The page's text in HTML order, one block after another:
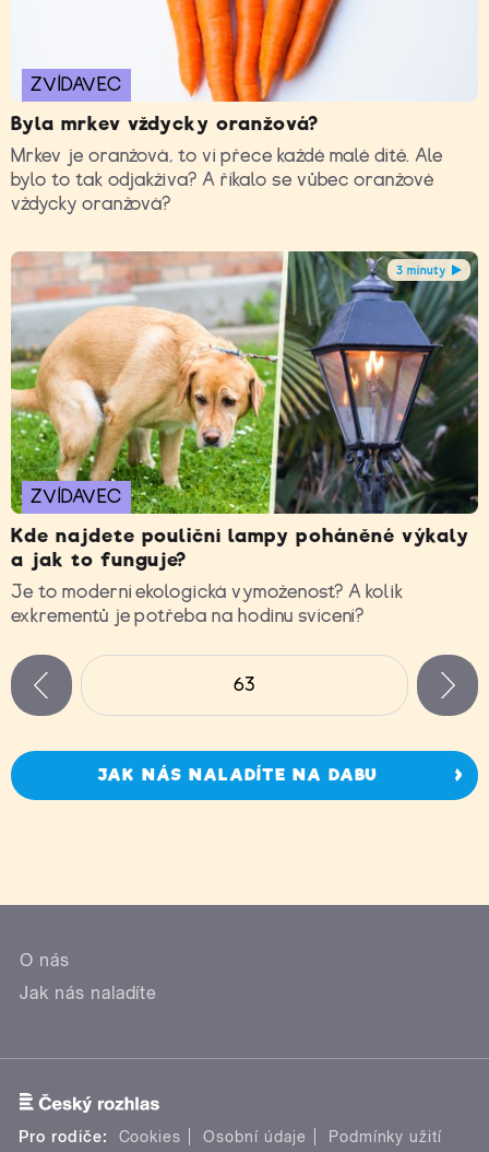
ZVÍDAVEC
Byla mrkev vždycky oranžová?
Mrkev je oranžová, to ví přece každé malé dítě. Ale
bylo to tak odjakživa? A říkalo se vůbec oranžové
vždycky oranžová?
3 minuty
ZVÍDAVEC
Kde najdete pouliční lampy poháněné výkaly
a jak to funguje?
Je to moderní ekologická vymoženost? A kolik
exkrementů je potřeba na hodinu svícení?
Stránky
63
JAK NÁS NALADÍTE NA DABU
O nás
Jak nás naladíte
Pro rodiče: Cookies Osobní údaje Podmínky užití